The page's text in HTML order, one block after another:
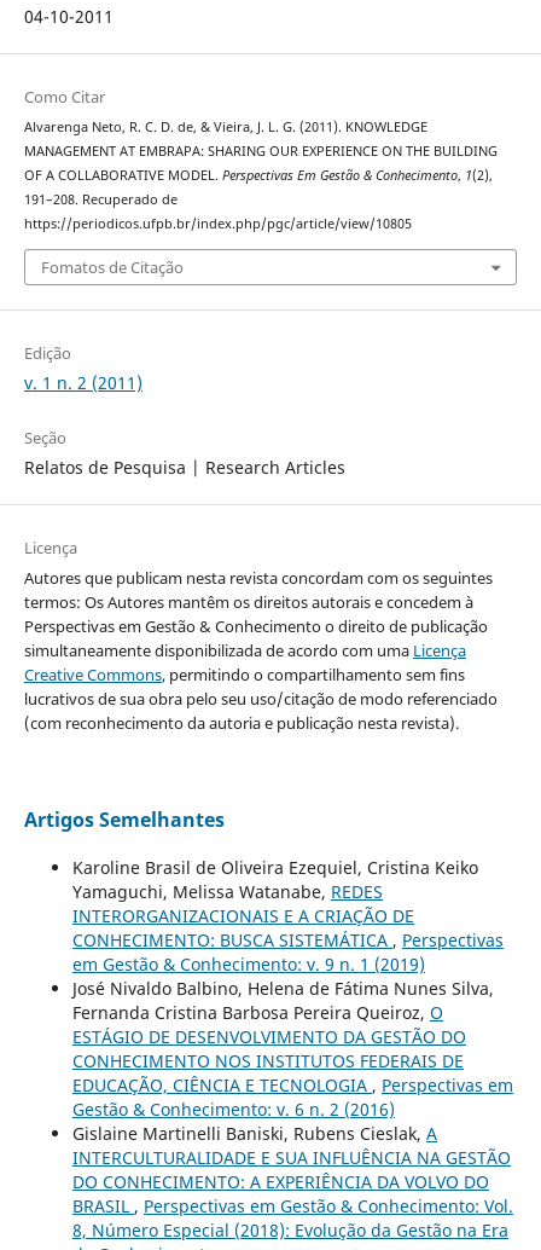
04-10-2011
Como Citar
Alvarenga Neto, R. C. D. de, & Vieira, J. L. G. (2011). KNOWLEDGE
MANAGEMENT AT EMBRAPA: SHARING OUR EXPERIENCE ON THE BUILDING
OF A COLLABORATIVE MODEL. Perspectivas Em Gestão & Conhecimento, 1(2),
191–208. Recuperado de
https://periodicos.ufpb.br/index.php/pgc/article/view/10805
Fomatos de Citação
Edição
v. 1 n. 2 (2011)
Seção
Relatos de Pesquisa | Research Articles
Licença
Autores que publicam nesta revista concordam com os seguintes
termos: Os Autores mantêm os direitos autorais e concedem à
Perspectivas em Gestão & Conhecimento o direito de publicação
simultaneamente disponibilizada de acordo com uma Licença
Creative Commons, permitindo o compartilhamento sem fins
lucrativos de sua obra pelo seu uso/citação de modo referenciado
(com reconhecimento da autoria e publicação nesta revista).
Artigos Semelhantes
Karoline Brasil de Oliveira Ezequiel, Cristina Keiko
Yamaguchi, Melissa Watanabe, REDES
INTERORGANIZACIONAIS E A CRIAÇÃO DE
CONHECIMENTO: BUSCA SISTEMÁTICA , Perspectivas
em Gestão & Conhecimento: v. 9 n. 1 (2019)
José Nivaldo Balbino, Helena de Fátima Nunes Silva,
Fernanda Cristina Barbosa Pereira Queiroz, O
ESTÁGIO DE DESENVOLVIMENTO DA GESTÃO DO
CONHECIMENTO NOS INSTITUTOS FEDERAIS DE
EDUCAÇÃO, CIÊNCIA E TECNOLOGIA , Perspectivas em
Gestão & Conhecimento: v. 6 n. 2 (2016)
Gislaine Martinelli Baniski, Rubens Cieslak, A
INTERCULTURALIDADE E SUA INFLUÊNCIA NA GESTÃO
DO CONHECIMENTO: A EXPERIÊNCIA DA VOLVO DO
BRASIL , Perspectivas em Gestão & Conhecimento: Vol.
8, Número Especial (2018): Evolução da Gestão na Era